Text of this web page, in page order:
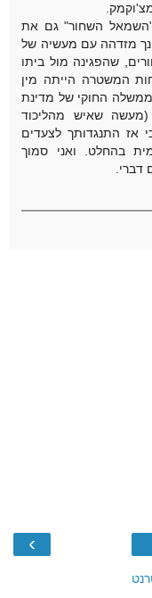
"השמאל השחור" גם את
מזדהה עם מעשיה של
שהפגינה מול ביתו
המשטרה הייתה מין
החוקי של מדינת
שאיש מהליכוד
אז התנגדותך לצעדים
בהחלט. ואני סמוך
דברי.
›